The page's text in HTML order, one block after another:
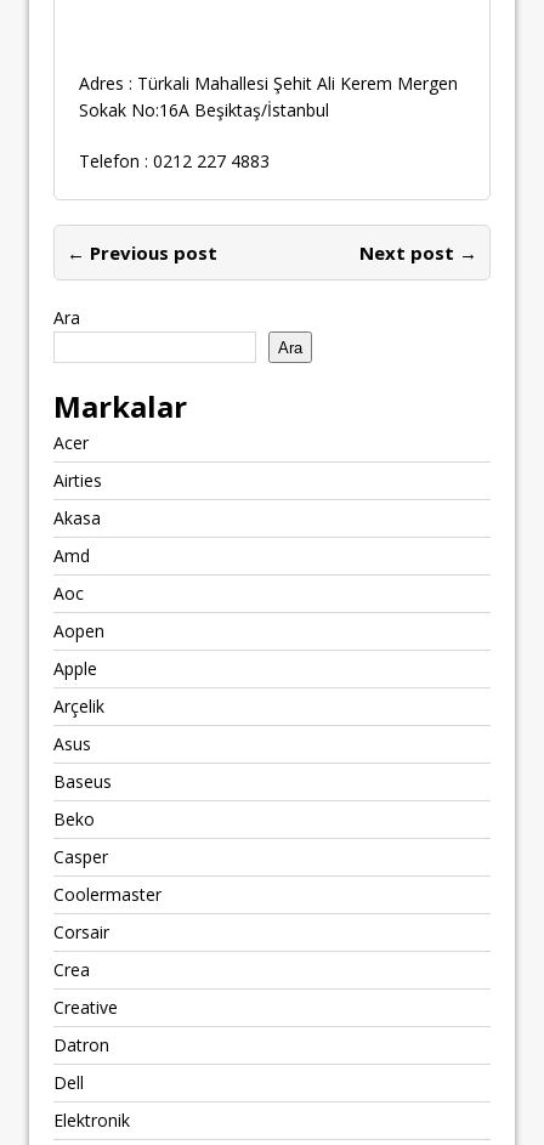
Adres : Türkali Mahallesi Şehit Ali Kerem Mergen
Sokak No:16A Beşiktaş/İstanbul
Telefon : 0212 227 4883
← Previous post Next post →
Ara
Ara
Markalar
Acer
Airties
Akasa
Amd
Aoc
Aopen
Apple
Arçelik
Asus
Baseus
Beko
Casper
Coolermaster
Corsair
Crea
Creative
Datron
Dell
Elektronik